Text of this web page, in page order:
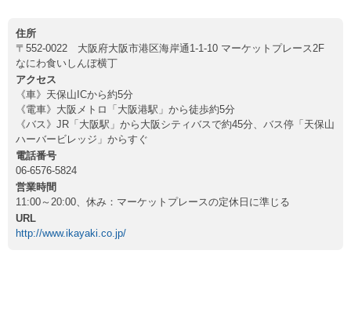
住所
〒552-0022 大阪府大阪市港区海岸通1-1-10 マーケットプレース2F
なにわ食いしんぼ横丁
アクセス
《車》天保山ICから約5分
《電車》大阪メトロ「大阪港駅」から徒歩約5分
《バス》JR「大阪駅」から大阪シティバスで約45分、バス停「天保山
ハーバービレッジ」からすぐ
電話番号
06-6576-5824
営業時間
11:00～20:00、休み：マーケットプレースの定休日に準じる
URL
http://www.ikayaki.co.jp/